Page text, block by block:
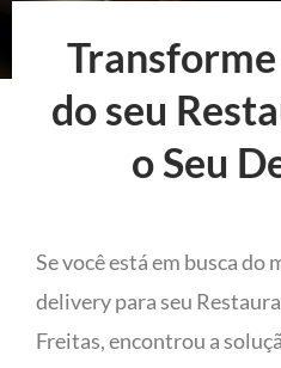
do seu
o Seu
Se você está em busca do
delivery para seu
Freitas, encontrou a